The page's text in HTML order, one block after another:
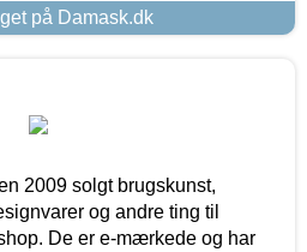
på Damask.dk
2009 solgt brugskunst,
og andre ting til
De er e-mærkede og har